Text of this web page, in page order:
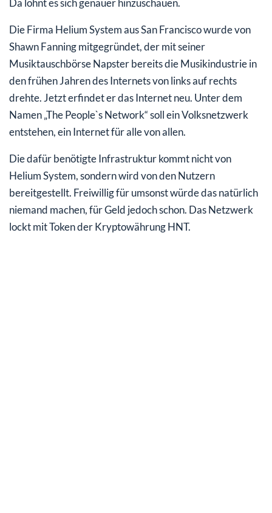
Da lohnt es sich genauer hinzuschauen.
Die Firma Helium System aus San Francisco wurde von
Shawn Fanning mitgegründet, der mit seiner
Musiktauschbörse Napster bereits die Musikindustrie in
den frühen Jahren des Internets von links auf rechts
drehte. Jetzt erfindet er das Internet neu. Unter dem
Namen „The People`s Network“ soll ein Volksnetzwerk
entstehen, ein Internet für alle von allen.
Die dafür benötigte Infrastruktur kommt nicht von
Helium System, sondern wird von den Nutzern
bereitgestellt. Freiwillig für umsonst würde das natürlich
niemand machen, für Geld jedoch schon. Das Netzwerk
lockt mit Token der Kryptowährung HNT.